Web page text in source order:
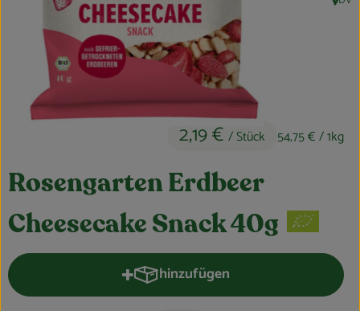
Kühltheke
Bäckerei
Vorratskammer
Getränke
Haus, Garten & Co.
So geht’s
Rosengarten Erdbeer
Cheesecake Snack 40g
2,19 € / Stück 54,75 €/ 1kg
,
hinzufügen
Produkt zum Warenkorb